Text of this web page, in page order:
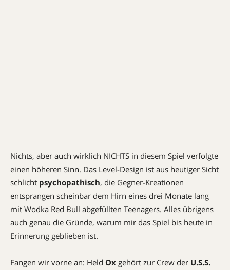
Nichts, aber auch wirklich NICHTS in diesem Spiel verfolgte
einen höheren Sinn. Das Level-Design ist aus heutiger Sicht
schlicht psychopathisch, die Gegner-Kreationen
entsprangen scheinbar dem Hirn eines drei Monate lang
mit Wodka Red Bull abgefüllten Teenagers. Alles übrigens
auch genau die Gründe, warum mir das Spiel bis heute in
Erinnerung geblieben ist.
Fangen wir vorne an: Held Ox gehört zur Crew der U.S.S.